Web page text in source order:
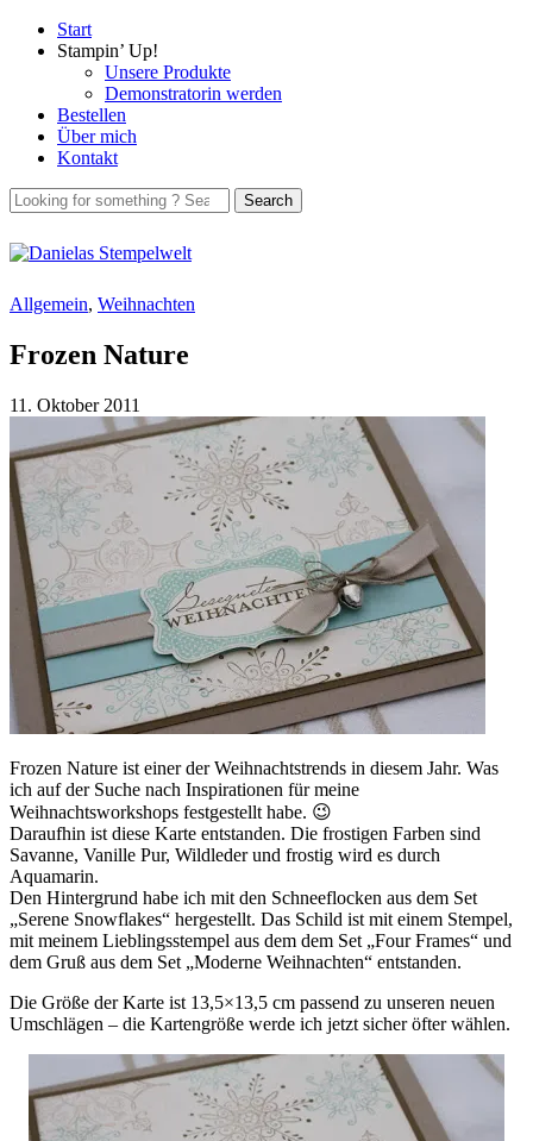
Start
Stampin’ Up!
Unsere Produkte
Demonstratorin werden
Bestellen
Über mich
Kontakt
Allgemein, Weihnachten
Frozen Nature
11. Oktober 2011
Frozen Nature ist einer der Weihnachtstrends in diesem Jahr. Was
ich auf der Suche nach Inspirationen für meine
Weihnachtsworkshops festgestellt habe. 😉
Daraufhin ist diese Karte entstanden. Die frostigen Farben sind
Savanne, Vanille Pur, Wildleder und frostig wird es durch
Aquamarin.
Den Hintergrund habe ich mit den Schneeflocken aus dem Set
„Serene Snowflakes“ hergestellt. Das Schild ist mit einem Stempel,
mit meinem Lieblingsstempel aus dem dem Set „Four Frames“ und
dem Gruß aus dem Set „Moderne Weihnachten“ entstanden.
Die Größe der Karte ist 13,5×13,5 cm passend zu unseren neuen
Umschlägen – die Kartengröße werde ich jetzt sicher öfter wählen.